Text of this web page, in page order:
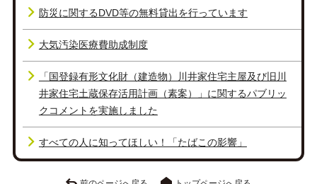
防災に関するDVD等の無料貸出を行っています
大気汚染医療費助成制度
「国登録有形文化財（建造物）川井家住宅主屋及び旧川
井家住宅土蔵保存活用計画（素案）」に関するパブリッ
クコメントを実施しました
すべての人に知ってほしい！「たばこの影響」